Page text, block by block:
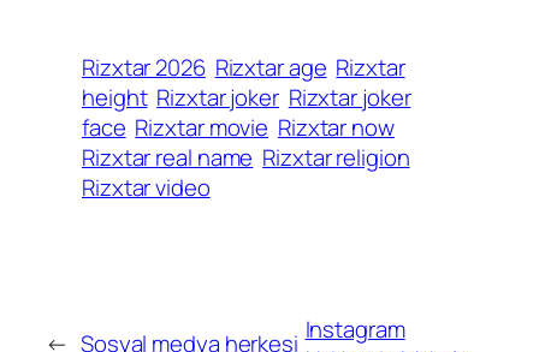
Rizxtar 2026 Rizxtar age Rizxtar
height Rizxtar joker Rizxtar joker
face Rizxtar movie Rizxtar now
Rizxtar real name Rizxtar religion
Rizxtar video
← Sosyal medya herkesi Instagram